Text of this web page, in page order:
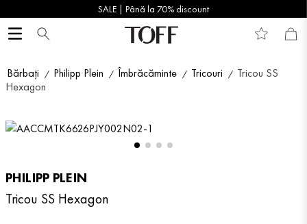
SALE | Până la 70% discount
Bărbați Philipp Plein Îmbrăcăminte Tricouri
Tricou SS
Hexagon
PHILIPP PLEIN
Tricou SS Hexagon